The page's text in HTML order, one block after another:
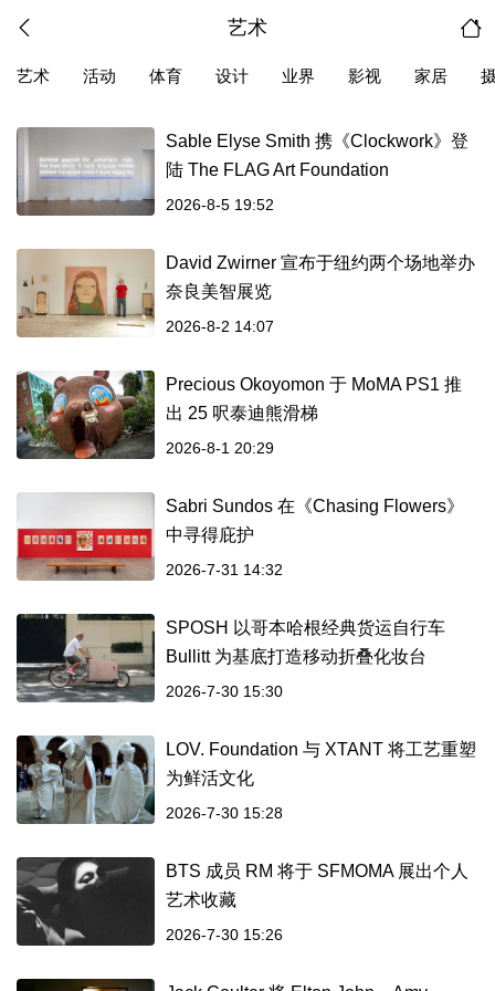
艺术
艺术 活动 体育 设计 业界 影视 家居
Sable Elyse Smith 携《Clockwork》登
陆 The FLAG Art Foundation
2026-8-5 19:52
David Zwirner 宣布于纽约两个场地举办
奈良美智展览
2026-8-2 14:07
Precious Okoyomon 于 MoMA PS1 推
出 25 呎泰迪熊滑梯
2026-8-1 20:29
Sabri Sundos 在《Chasing Flowers》
中寻得庇护
2026-7-31 14:32
SPOSH 以哥本哈根经典货运自行车
Bullitt 为基底打造移动折叠化妆台
2026-7-30 15:30
LOV. Foundation 与 XTANT 将工艺重塑
为鲜活文化
2026-7-30 15:28
BTS 成员 RM 将于 SFMOMA 展出个人
艺术收藏
2026-7-30 15:26